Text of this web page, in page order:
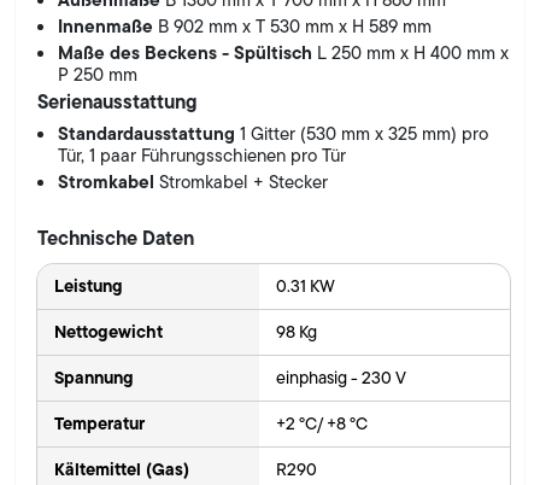
Innenmaße B 902 mm x T 530 mm x H 589 mm
Maße des Beckens - Spültisch L 250 mm x H 400 mm x
P 250 mm
Serienausstattung
Standardausstattung1 Gitter (530 mm x 325 mm) pro
Tür, 1 paar Führungsschienen pro Tür
StromkabelStromkabel + Stecker
Technische Daten
Leistung 0.31 KW
Nettogewicht 98 Kg
Spannung einphasig - 230 V
Temperatur +2 °C/ +8 °C
Kältemittel (Gas) R290